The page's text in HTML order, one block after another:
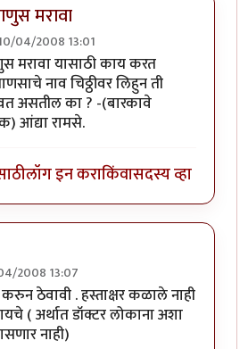
मरावा
04/2008 13:01
भाग २byसहज
मरावा यासाठी काय करत
नाव चिठ्ठीवर लिहुन ती
असतील का ? -(बारकावे
आंद्या रामसे.
लॉग इन कराकिंवासदस्य व्हा
2008 13:07
करुन ठेवावी . हस्ताक्षर कळाले नाही
( अर्थात डॉक्टर लोकाना अशा
नाही)